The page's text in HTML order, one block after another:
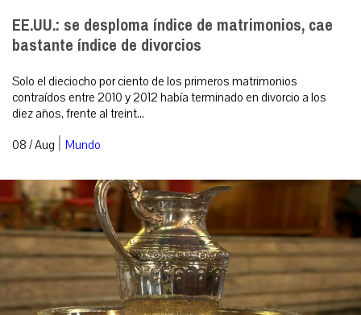
EE.UU.: se desploma índice de matrimonios, cae
bastante índice de divorcios
Solo el dieciocho por ciento de los primeros matrimonios
contraídos entre 2010 y 2012 había terminado en divorcio a los
diez años, frente al treint...
08 / Aug | Mundo